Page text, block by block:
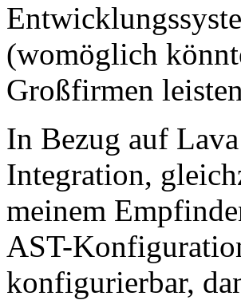
(womöglich
Großfirmen
In Bezug auf
Integration,
meinem
AST-
konfigurierbar,